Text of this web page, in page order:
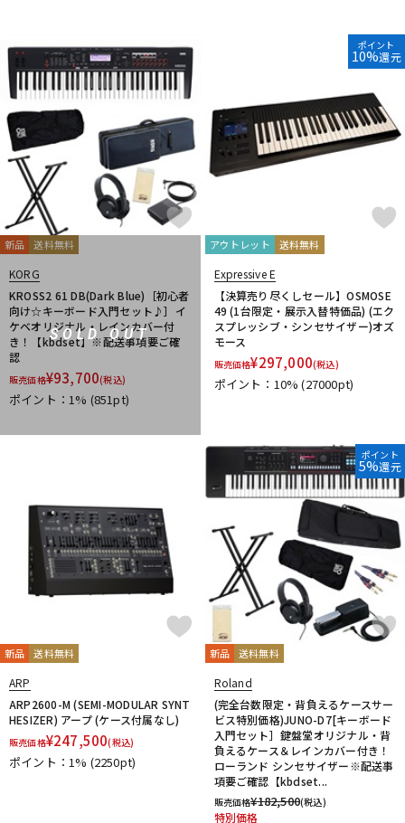
SOLD OUT
新品 送料無料
KORG
KROSS2 61 DB(Dark Blue)［初心者
向け☆キーボード入門セット♪］イ
ケベオリジナル・レインカバー付
き！【kbdset】※配送事項要ご確
認
販売価格¥93,700(税込)
ポイント：1% (851pt)
ポイント
10%還元
アウトレット 送料無料
Expressive E
【決算売り尽くしセール】OSMOSE
49 (1台限定・展示入替特価品) (エク
スプレッシブ・シンセサイザー)オズ
モース
販売価格¥297,000(税込)
ポイント：10%(27000pt)
新品 送料無料
ARP
ARP2600-M (SEMI-MODULAR SYNT
HESIZER) アープ (ケース付属なし)
販売価格¥247,500(税込)
ポイント：1% (2250pt)
ポイント
5%還元
新品 送料無料
Roland
(完全台数限定・背負えるケースサー
ビス特別価格)JUNO-D7[キーボード
入門セット］鍵盤堂オリジナル・背
負えるケース＆レインカバー付き！
ローランド シンセサイザー※配送事
項要ご確認【kbdset...
販売価格¥182,500(税込)
特別価格